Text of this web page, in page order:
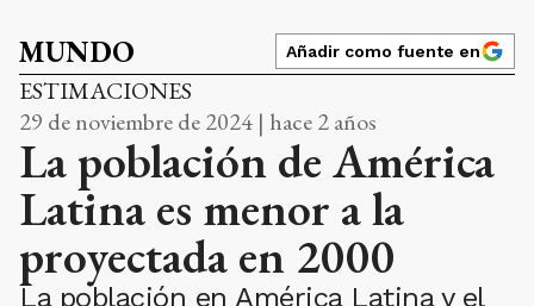
MUNDO Añadir como fuente en
ESTIMACIONES
29 de noviembre de 2024 | hace 2 años
La población de América
Latina es menor a la
proyectada en 2000
La población en América Latina y el